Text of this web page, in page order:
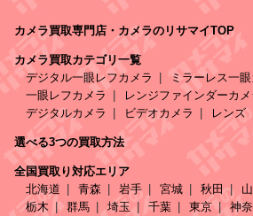
カメラ買取専門店・カメラのリサマイTOP
カメラ買取カテゴリ一覧
デジタル一眼レフカメラ
ミラーレス一
一眼レフカメラ
レンジファインダーカメ
デジタルカメラ
ビデオカメラ レンズ
選べる3つの買取方法
全国買取り対応エリア
北海道
青森 岩手 宮城 秋田
栃木
群馬 埼玉 千葉 東京 神奈